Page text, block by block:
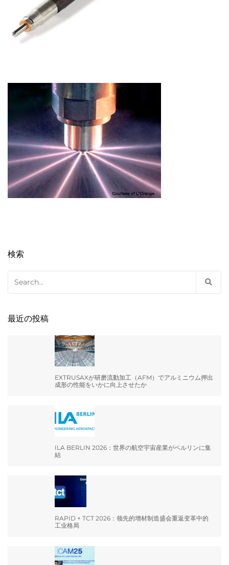
検索
for:
最近の投稿
EXTRUSAXが研磨流動加工（AFM）でアルミニウム押出
成形の性能をいかに向上させたか
ILA BERLIN 2026：世界の航空宇宙産業がベルリンに集
結
RAPID + TCT 2026：领先的增材制造盛会重返变革中的
工业格局